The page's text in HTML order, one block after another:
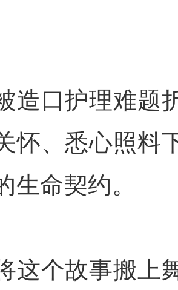
造口护理难题
怀、悉心照
生命契约。
这个故事搬上